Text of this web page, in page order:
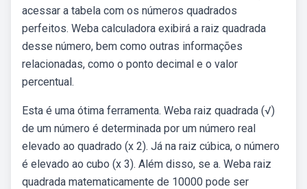
acessar a tabela com os números quadrados
perfeitos. Weba calculadora exibirá a raiz quadrada
desse número, bem como outras informações
relacionadas, como o ponto decimal e o valor
percentual.
Esta é uma ótima ferramenta. Weba raiz quadrada (√)
de um número é determinada por um número real
elevado ao quadrado (x 2). Já na raiz cúbica, o número
é elevado ao cubo (x 3). Além disso, se a. Weba raiz
quadrada matematicamente de 10000 pode ser